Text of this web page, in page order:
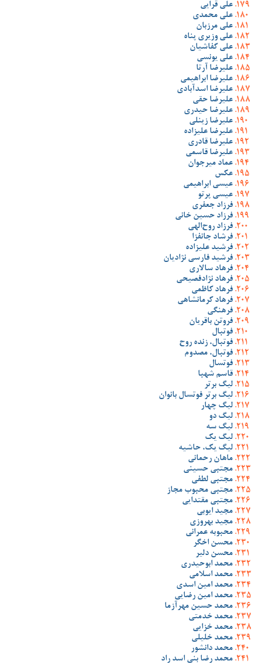
علی قرایی
علی محمدی
علی مرزبان
علی وزیری پناه
علی کفاشیان
علی یونسی
علیرضا آرتا
علیرضا ابراهیمی
علیرضا اسدآبادی
علیرضا حقی
علیرضا حیدری
علیرضا زینلی
علیرضا علیزاده
علیرضا قادری
علیرضا قاسمی
عماد میرجوان
عکس
عیسی ابراهیمی
عیسی پرتو
فرزاد جعفری
فرزاد حسین خانی
فرزاد روح‌الهی
فرشاد جانفزا
فرشید علیزاده
فرشید فارسی نژادیان
فرهاد سالاری
فرهاد نژادفصیحی
فرهاد کاظمی
فرهاد کرمانشاهی
فرهنگی
فروتن باقریان
فوتبال
فوتبال، زنده روح
فوتبال، مصدوم
فوتسال
قاسم شهبا
لیگ برتر
لیگ برتر فوتسال بانوان
لیگ چهار
لیگ دو
لیگ سه
لیگ یک
لیگ یک، حاشیه
ماهان رحمانی
مجتبی حسینی
مجتبی لطفی
مجتبی محبوب مجاز
مجتبی مقتدایی
مجید ایوبی
مجید بهروزی
محبوبه عمرانی
محسن اخگر
محسن دلیر
محمد ابوحیدری
محمد اسلامی
محمد امین اسدی
محمد امین رضایی
محمد حسین مهرآزما
محمد خدمتی
محمد خزایی
محمد خلیلی
محمد دانشور
محمد رضا بنی اسد راد